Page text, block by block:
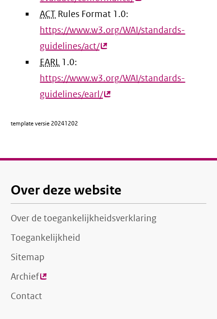
ACT Rules Format 1.0:
https://www.w3.org/WAI/standards-
guidelines/act/(externe
EARL 1.0:
https://www.w3.org/WAI/standards-
guidelines/earl/(externe
template versie 20241202
Over deze website
Over de toegankelijkheidsverklaring
Toegankelijkheid
Sitemap
Archief(externe
link)
Contact